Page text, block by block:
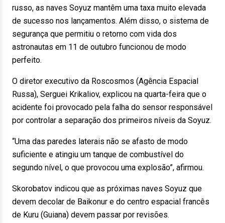
russo, as naves Soyuz mantêm uma taxa muito elevada
de sucesso nos lançamentos. Além disso, o sistema de
segurança que permitiu o retorno com vida dos
astronautas em 11 de outubro funcionou de modo
perfeito.
O diretor executivo da Roscosmos (Agência Espacial
Russa), Serguei Krikaliov, explicou na quarta-feira que o
acidente foi provocado pela falha do sensor responsável
por controlar a separação dos primeiros níveis da Soyuz.
“Uma das paredes laterais não se afasto de modo
suficiente e atingiu um tanque de combustível do
segundo nível, o que provocou uma explosão”, afirmou.
Skorobatov indicou que as próximas naves Soyuz que
devem decolar de Baikonur e do centro espacial francês
de Kuru (Guiana) devem passar por revisões.